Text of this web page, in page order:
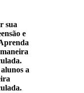
sua
e
a